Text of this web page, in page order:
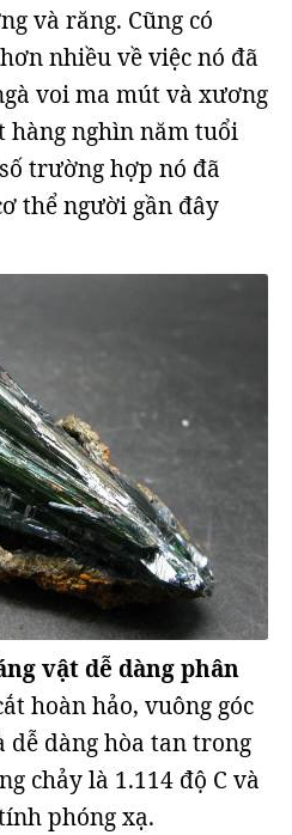
và răng. Cũng có
nhiều về việc nó đã
voi ma mút và xương
hàng nghìn năm tuổi
trường hợp nó đã
thể người gần đây
vật dễ dàng phân
hoàn hảo, vuông góc
dàng hòa tan trong
chảy là 1.114 độ C và
phóng xạ.